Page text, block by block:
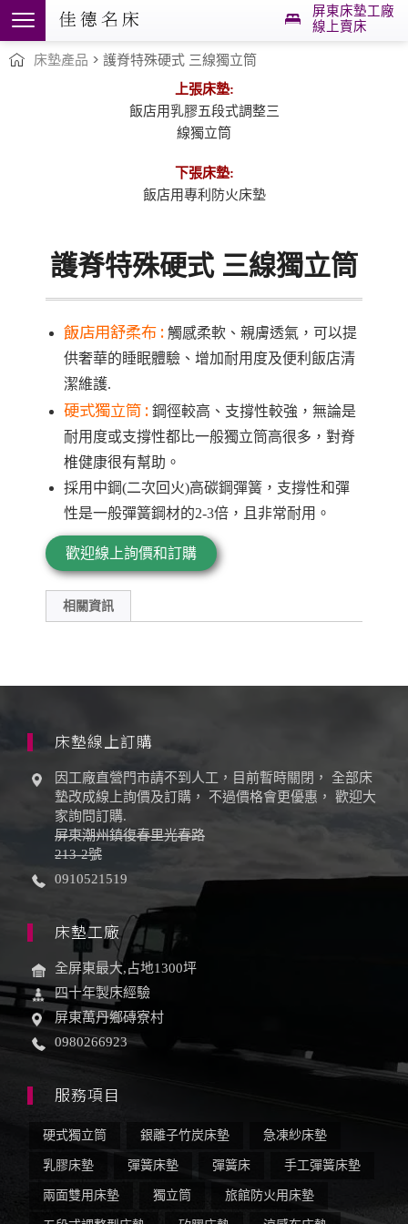
床墊產品 > 護脊特殊硬式 三線獨立筒
上張床墊:
飯店用乳膠五段式調整三
線獨立筒
下張床墊:
飯店用專利防火床墊
護脊特殊硬式 三線獨立筒
飯店用舒柔布 : 觸感柔軟、親膚透氣 ，可以提
供奢華的睡眠體驗、增加耐用度及便利飯店清
潔維護.
硬式獨立筒 : 鋼徑較高、支撐性較強，無論是
耐用度或支撐性都比一般獨立筒高很多，對脊
椎健康很有幫助。
採用中鋼(二次回火)高碳鋼彈簧，支撐性和彈
性是一般彈簧鋼材的2-3倍，且非常耐用。
歡迎線上詢價和訂購
相關資訊
床墊線上訂購
因工廠直營門市請不到人工，目前暫時關閉， 全部床
墊改成線上詢價及訂購， 不過價格會更優惠， 歡迎大
家詢問訂購.
屏東潮州鎮復春里光春路
213-2號
0910521519
床墊工廠
全屏東最大,占地1300坪
四十年製床經驗
屏東萬丹鄉磚寮村
0980266923
服務項目
硬式獨立筒 銀離子竹炭床墊 急凍紗床墊
乳膠床墊 彈簧床墊 彈簧床 手工彈簧床墊
兩面雙用床墊 獨立筒 旅館防火用床墊
屏東床墊工廠
線上賣床